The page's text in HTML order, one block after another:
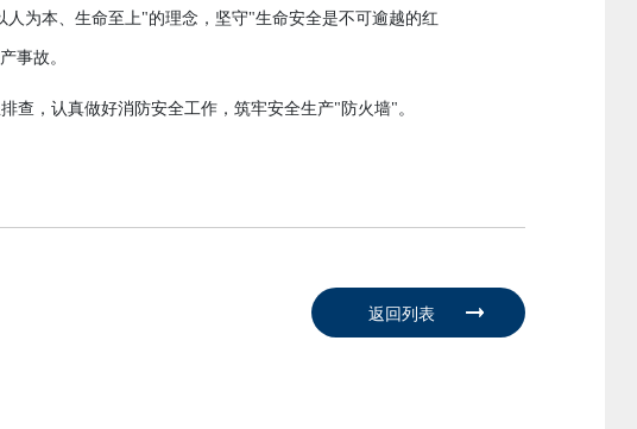
为本、生命至上"的理念，坚守"生命安全是不可逾越的红
事故 。
查，认真做好消防安全工作，筑牢安全生产"防火墙" 。